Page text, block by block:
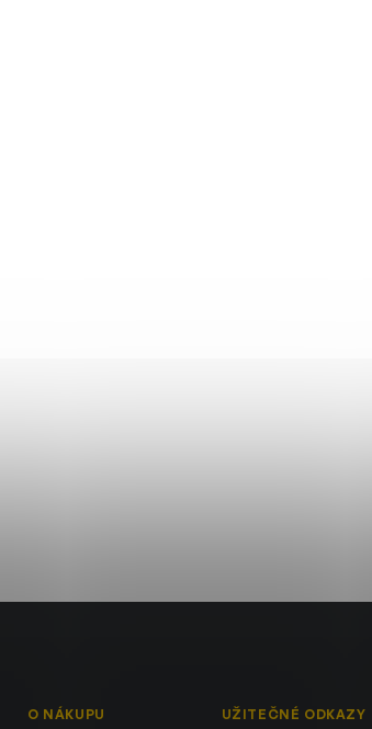
O NÁKUPU UŽITEČNÉ ODKAZY